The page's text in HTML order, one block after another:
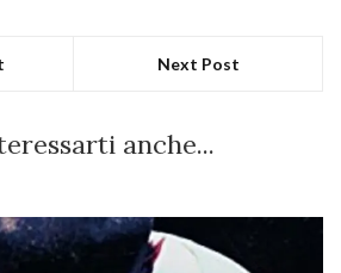
Next Post
anche...